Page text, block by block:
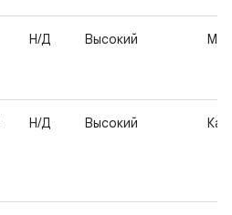
Н/Д Высокий
Н/Д Высокий